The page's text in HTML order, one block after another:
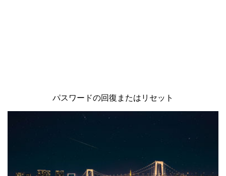
パスワードの回復またはリセット